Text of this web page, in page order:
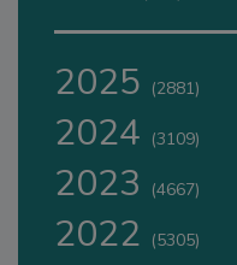
2025 (2881)
2024 (3109)
2023 (4667)
2022 (5305)